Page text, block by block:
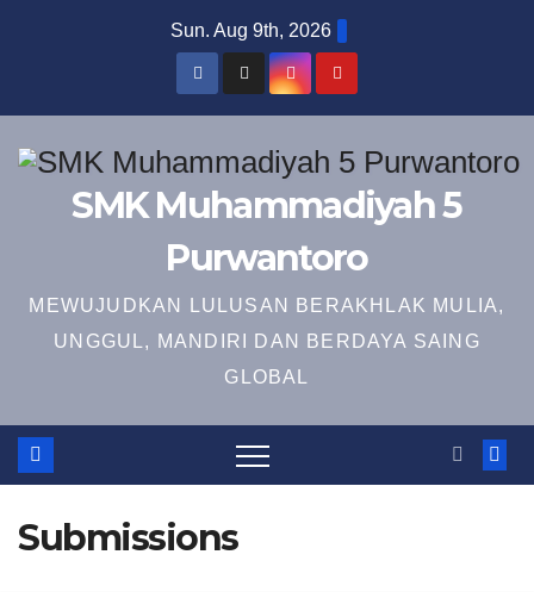
Sun. Aug 9th, 2026
SMK Muhammadiyah 5
Purwantoro
MEWUJUDKAN LULUSAN BERAKHLAK MULIA,
UNGGUL, MANDIRI DAN BERDAYA SAING
GLOBAL
Submissions